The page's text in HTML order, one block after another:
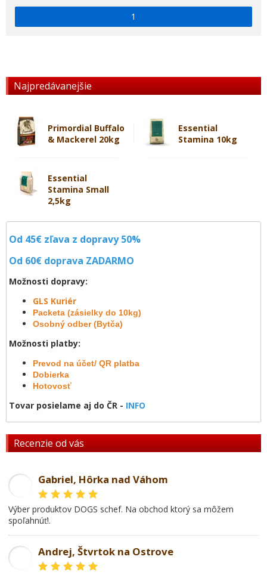
Od 45€ zľava z dopravy 50%
Od 60€ doprava ZADARMO
Možnosti dopravy:
GLS Kuriér
Packeta (zásielky do 10kg)
Osobný odber (Bytča)
Možnosti platby:
Prevod na účet/ QR platba
Dobierka
Hotovosť
Tovar posielame aj do ČR - INFO
Recenzie od vás
Gabriel, Hôrka nad Váhom
Výber produktov DOGS schef. Na obchod ktorý sa môžem
spoľahnúť!.
Andrej, Štvrtok na Ostrove
Najpredávanejšie
Primordial Buffalo
& Mackerel 20kg
Essential
Stamina 10kg
Essential
Stamina Small
2,5kg
1